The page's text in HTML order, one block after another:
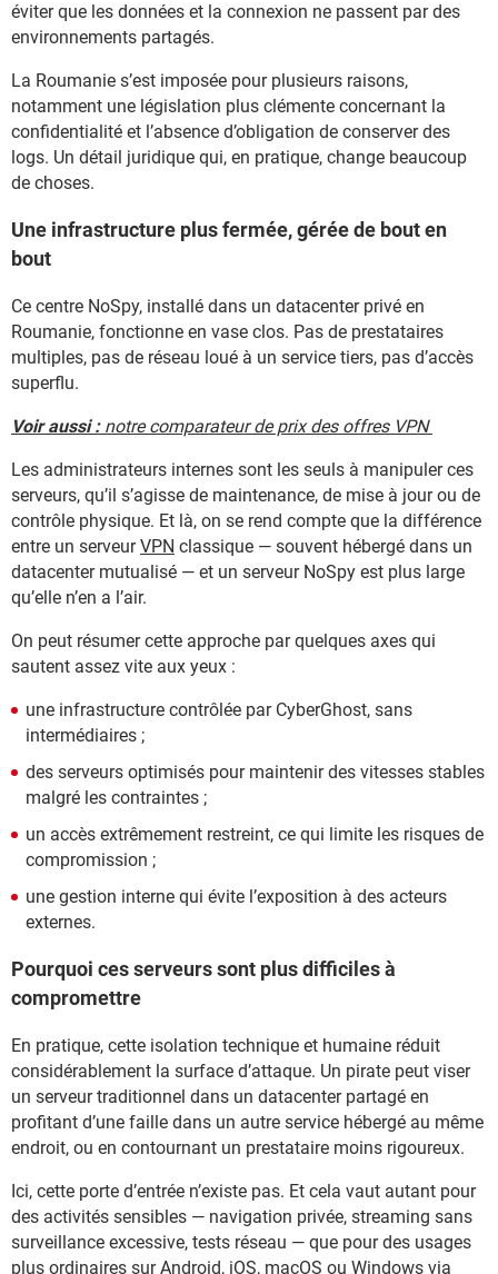
éviter que les données et la connexion ne passent par des
environnements partagés.
La Roumanie s’est imposée pour plusieurs raisons,
notamment une législation plus clémente concernant la
confidentialité et l’absence d’obligation de conserver des
logs. Un détail juridique qui, en pratique, change beaucoup
de choses.
Une infrastructure plus fermée, gérée de bout en
bout
Ce centre NoSpy, installé dans un datacenter privé en
Roumanie, fonctionne en vase clos. Pas de prestataires
multiples, pas de réseau loué à un service tiers, pas d’accès
superflu.
Voir aussi : notre comparateur de prix des offres VPN
Les administrateurs internes sont les seuls à manipuler ces
serveurs, qu’il s’agisse de maintenance, de mise à jour ou de
contrôle physique. Et là, on se rend compte que la différence
entre un serveurVPN classique — souvent hébergé dans un
datacenter mutualisé — et un serveur NoSpy est plus large
qu’elle n’en a l’air.
On peut résumer cette approche par quelques axes qui
sautent assez vite aux yeux :
une infrastructure contrôlée par CyberGhost, sans
intermédiaires ;
des serveurs optimisés pour maintenir des vitesses stables
malgré les contraintes ;
un accès extrêmement restreint, ce qui limite les risques de
compromission ;
une gestion interne qui évite l’exposition à des acteurs
externes.
Pourquoi ces serveurs sont plus difficiles à
compromettre
En pratique, cette isolation technique et humaine réduit
considérablement la surface d’attaque. Un pirate peut viser
un serveur traditionnel dans un datacenter partagé en
profitant d’une faille dans un autre service hébergé au même
endroit, ou en contournant un prestataire moins rigoureux.
Ici, cette porte d’entrée n’existe pas. Et cela vaut autant pour
des activités sensibles — navigation privée, streaming sans
surveillance excessive, tests réseau — que pour des usages
plus ordinaires sur Android, iOS, macOS ou Windows via